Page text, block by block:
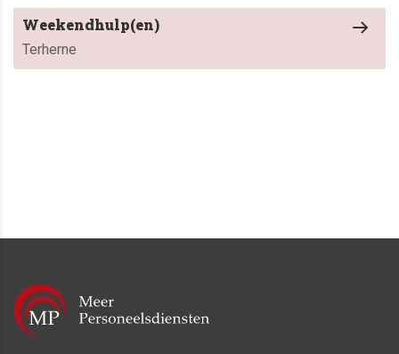
Weekendhulp(en)
Terherne